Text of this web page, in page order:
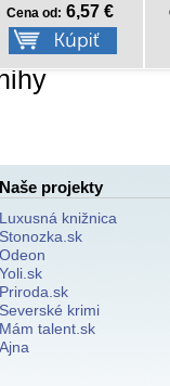
Cena od: 6,57 €
Naše projekty
Luxusná knižnica
Stonozka.sk
Odeon
Yoli.sk
Priroda.sk
Severské krimi
Mám talent.sk
Ajna